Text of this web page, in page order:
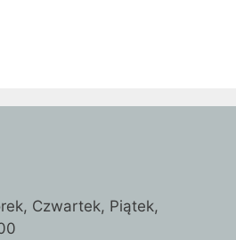
Czwartek, Piątek,